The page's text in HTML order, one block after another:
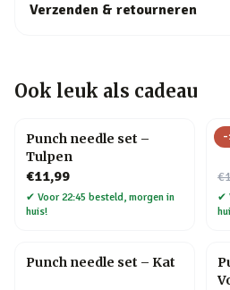
Verzenden & retourneren
Ook leuk als cadeau
Punch needle set –
Tulpen
€11,99
✔ Voor 22:45 besteld, morgen in
huis!
-
✔
Punch needle set – Kat